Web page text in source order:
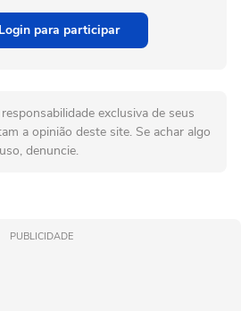
para participar
exclusiva de seus
a opinião deste site. Se achar algo
denuncie.
PUBLICIDADE